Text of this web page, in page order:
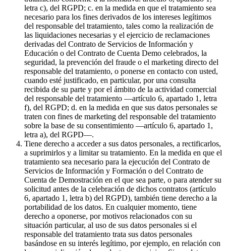
letra c), del RGPD; c. en la medida en que el tratamiento sea
necesario para los fines derivados de los intereses legítimos
del responsable del tratamiento, tales como la realización de
las liquidaciones necesarias y el ejercicio de reclamaciones
derivadas del Contrato de Servicios de Información y
Educación o del Contrato de Cuenta Demo celebrados, la
seguridad, la prevención del fraude o el marketing directo del
responsable del tratamiento, o ponerse en contacto con usted,
cuando esté justificado, en particular, por una consulta
recibida de su parte y por el ámbito de la actividad comercial
del responsable del tratamiento —artículo 6, apartado 1, letra
f), del RGPD; d. en la medida en que sus datos personales se
traten con fines de marketing del responsable del tratamiento
sobre la base de su consentimiento —artículo 6, apartado 1,
letra a), del RGPD—.
Tiene derecho a acceder a sus datos personales, a rectificarlos,
a suprimirlos y a limitar su tratamiento. En la medida en que el
tratamiento sea necesario para la ejecución del Contrato de
Servicios de Información y Formación o del Contrato de
Cuenta de Demostración en el que sea parte, o para atender su
solicitud antes de la celebración de dichos contratos (artículo
6, apartado 1, letra b) del RGPD), también tiene derecho a la
portabilidad de los datos. En cualquier momento, tiene
derecho a oponerse, por motivos relacionados con su
situación particular, al uso de sus datos personales si el
responsable del tratamiento trata sus datos personales
basándose en su interés legítimo, por ejemplo, en relación con